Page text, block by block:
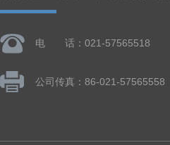
电 话：021-57565518
公司传真：86-021-57565558